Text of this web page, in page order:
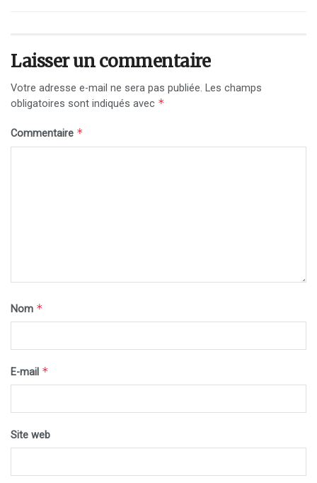
Laisser un commentaire
Votre adresse e-mail ne sera pas publiée. Les champs
obligatoires sont indiqués avec *
Commentaire *
Nom *
E-mail *
Site web